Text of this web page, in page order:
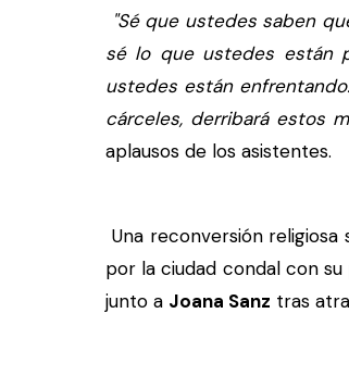
"Sé que ustedes saben
sé lo que ustedes están
ustedes están
cárceles, derribará estos
aplausos de los asistentes.
Una reconversión
por la ciudad condal con su
junto a Joana Sanz tras